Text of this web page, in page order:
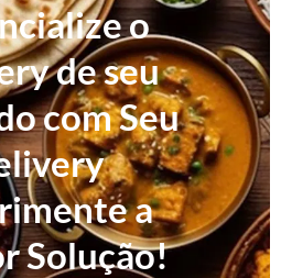
o
de seu
com Seu
a
Solução!